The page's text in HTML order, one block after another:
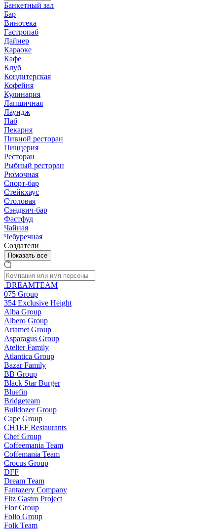
Банкетный зал
Бар
Винотека
Гастропаб
Дайнер
Караоке
Кафе
Клуб
Кондитерская
Кофейня
Кулинария
Лапшичная
Лаундж
Паб
Пекарня
Пивной ресторан
Пиццерия
Ресторан
Рыбный ресторан
Рюмочная
Спорт-бар
Стейкхаус
Столовая
Сэндвич-бар
Фастфуд
Чайная
Чебуречная
Создатели
Показать все
.DREAMTEAM
075 Group
354 Exclusive Height
Alba Group
Albero Group
Artamet Group
Asparagus Group
Atelier Family
Atlantica Group
Bazar Family
BB Group
Black Star Burger
Bluefin
Bridgeteam
Bulldozer Group
Cape Group
CH1EF Restaurants
Chef Group
Coffeemania Team
Coffemania Team
Crocus Group
DFF
Dream Team
Fantazery Company
Fitz Gastro Project
Flor Group
Folio Group
Folk Team